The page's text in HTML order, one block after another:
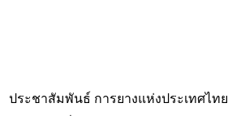
ประชาสัมพันธ์ การยางแห่งประเทศไทย